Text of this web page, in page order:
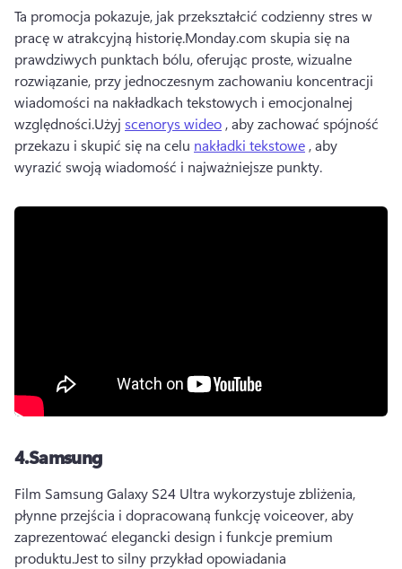
Ta promocja pokazuje, jak przekształcić codzienny stres w
pracę w atrakcyjną historię.Monday.com skupia się na
prawdziwych punktach bólu, oferując proste, wizualne
rozwiązanie, przy jednoczesnym zachowaniu koncentracji
wiadomości na nakładkach tekstowych i emocjonalnej
względności.Użyj scenorys wideo , aby zachować spójność
przekazu i skupić się na celu nakładki tekstowe , aby
wyrazić swoją wiadomość i najważniejsze punkty.
4.Samsung
Film Samsung Galaxy S24 Ultra wykorzystuje zbliżenia,
płynne przejścia i dopracowaną funkcję voiceover, aby
zaprezentować elegancki design i funkcje premium
produktu.Jest to silny przykład opowiadania